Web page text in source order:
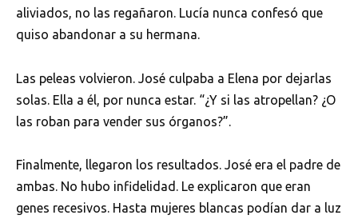
aliviados, no las regañaron. Lucía nunca confesó que
quiso abandonar a su hermana.
Las peleas volvieron. José culpaba a Elena por dejarlas
solas. Ella a él, por nunca estar. “¿Y si las atropellan? ¿O
las roban para vender sus órganos?”.
Finalmente, llegaron los resultados. José era el padre de
ambas. No hubo infidelidad. Le explicaron que eran
genes recesivos. Hasta mujeres blancas podían dar a luz